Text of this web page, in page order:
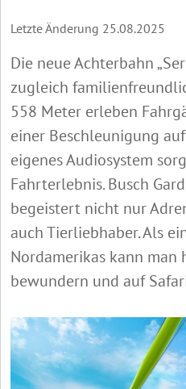
Letzte Änderung 25.08.2025
Die neue Achterbahn
zugleich
558 Meter erleben
einer Beschleunigung
eigenes Audiosystem
Fahrterlebnis. Busch
begeistert nicht nur
auch Tierliebhaber. Als
Nordamerikas kann
bewundern und auf